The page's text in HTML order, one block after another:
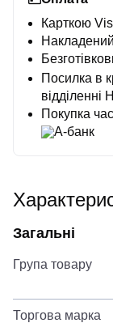
Карткою
Посилка в
відділенні
Покупка
А-банк
Загальні
Група товару
Торгова марка